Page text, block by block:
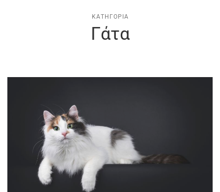
ΚΑΤΗΓΟΡΊΑ
Γάτα